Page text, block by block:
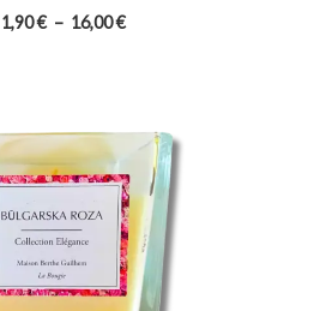
1,90€ – 16,00€